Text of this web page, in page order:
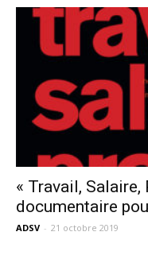
« Travail, Salaire,
documentaire
ADSV - 21 octobre 2019